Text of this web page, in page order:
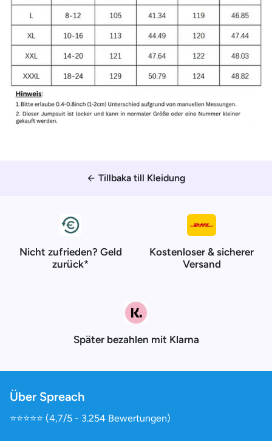
arrow_back Tillbaka till Kleidung
Nicht zufrieden? Geld
zurück*
Kostenloser & sicherer
Versand
Später bezahlen mit Klarna
Über Spreach
⭐️⭐️⭐️⭐️⭐️ (4,7/5 - 3.254 Bewertungen)